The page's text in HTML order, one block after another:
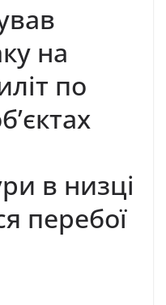
на
по
в низці
пеpебої